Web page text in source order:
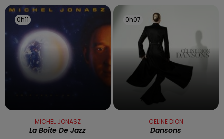
0h11
0h11
MICHEL JONASZ
La Boîte De Jazz
0h07
0h07
CELINE DION
Dansons